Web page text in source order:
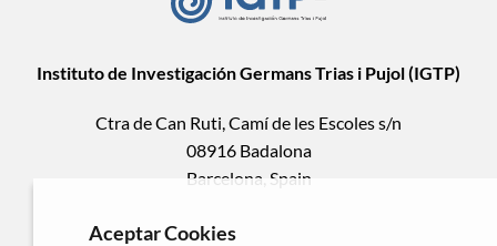
Instituto de Investigación Germans Trias i Pujol (IGTP)
Ctra de Can Ruti, Camí de les Escoles s/n
08916 Badalona
Barcelona, Spain
Aceptar Cookies